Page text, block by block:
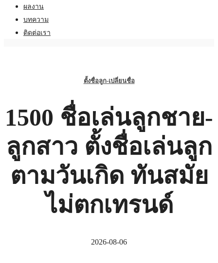
ผลงาน
บทความ
ติดต่อเรา
ตั้งชื่อลูก-เปลี่ยนชื่อ
1500 ชื่อเล่นลูกชาย-
ลูกสาว ตั้งชื่อเล่นลูก
ตามวันเกิด ทันสมัย
ไม่ตกเทรนด์
2026-08-06